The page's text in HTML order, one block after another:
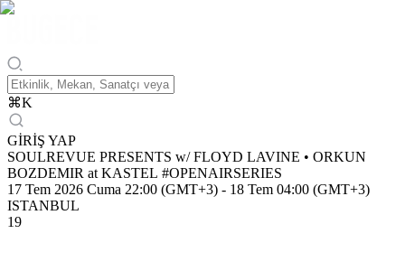
⌘K
GİRİŞ YAP
SOULREVUE PRESENTS w/ FLOYD LAVINE • ORKUN
BOZDEMIR at KASTEL #OPENAIRSERIES
17 Tem 2026 Cuma 22:00 (GMT+3) - 18 Tem 04:00 (GMT+3)
ISTANBUL
19